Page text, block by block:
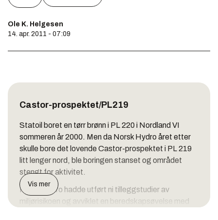
Ole K. Helgesen
14. apr. 2011 - 07:09
Castor-prospektet/PL219
Statoil boret en tørr brønn i PL 220 i Nordland VI
sommeren år 2000. Men da Norsk Hydro året etter
skulle bore det lovende Castor-prospektet i PL 219
litt lenger nord, ble boringen stanset og området
stengt for aktivitet.
Norsk Hydro hadde utført ni tilleggstudier av
miljørisikoen og avviklet en beredskapsøvelse med
Vis mer